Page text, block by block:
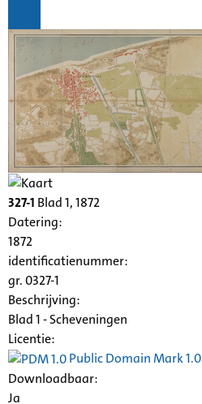
327-1 Blad 1, 1872
Datering:
1872
identificatienummer:
gr. 0327-1
Beschrijving:
Blad 1 - Scheveningen
Licentie:
Public Domain Mark 1.0
Downloadbaar:
Ja